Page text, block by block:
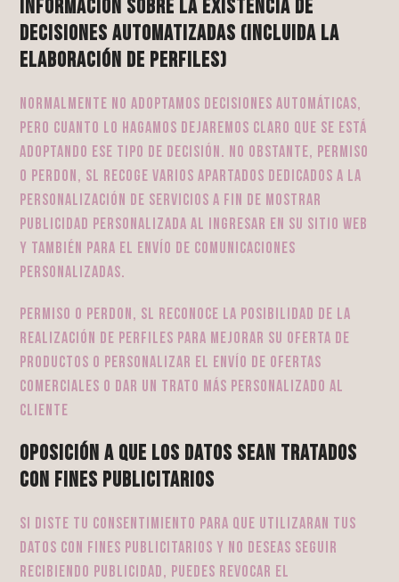
Información sobre la existencia de
decisiones automatizadas (incluida la
elaboración de perfiles)
Normalmente no adoptamos decisiones automáticas,
pero cuanto lo hagamos dejaremos claro que se está
adoptando ese tipo de decisión. No obstante, PERMISO
O PERDON, SL recoge varios apartados dedicados a la
personalización de servicios a fin de mostrar
publicidad personalizada al ingresar en su sitio Web
y también para el envío de comunicaciones
personalizadas.
PERMISO O PERDON, SL reconoce la posibilidad de la
realización de perfiles para mejorar su oferta de
productos o personalizar el envío de ofertas
comerciales o dar un trato más personalizado al
cliente
Oposición a que los datos sean tratados
con fines publicitarios
Si diste tu consentimiento para que utilizaran tus
datos con fines publicitarios y no deseas seguir
recibiendo publicidad, puedes revocar el